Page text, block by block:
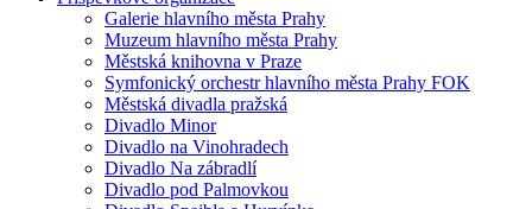
Galerie hlavního města Prahy
Muzeum hlavního města Prahy
Městská knihovna v Praze
Symfonický orchestr hlavního města Prahy FOK
Městská divadla pražská
Divadlo Minor
Divadlo na Vinohradech
Divadlo Na zábradlí
Divadlo pod Palmovkou